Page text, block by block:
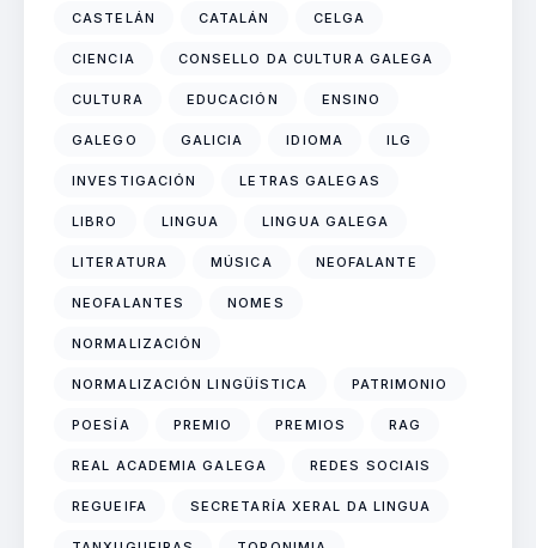
CASTELÁN CATALÁN CELGA
CIENCIA CONSELLO DA CULTURA GALEGA
CULTURA EDUCACIÓN ENSINO
GALEGO GALICIA IDIOMA ILG
INVESTIGACIÓN LETRAS GALEGAS
LIBRO LINGUA LINGUA GALEGA
LITERATURA MÚSICA NEOFALANTE
NEOFALANTES NOMES
NORMALIZACIÓN
NORMALIZACIÓN LINGÜÍSTICA PATRIMONIO
POESÍA PREMIO PREMIOS RAG
REAL ACADEMIA GALEGA REDES SOCIAIS
REGUEIFA SECRETARÍA XERAL DA LINGUA